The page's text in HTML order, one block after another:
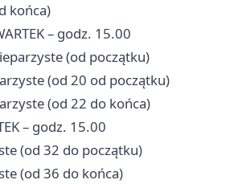
końca)
– godz. 15.00
(od początku)
(od 20 od początku)
(od 22 do końca)
– godz. 15.00
(od 32 do początku)
(od 36 do końca)